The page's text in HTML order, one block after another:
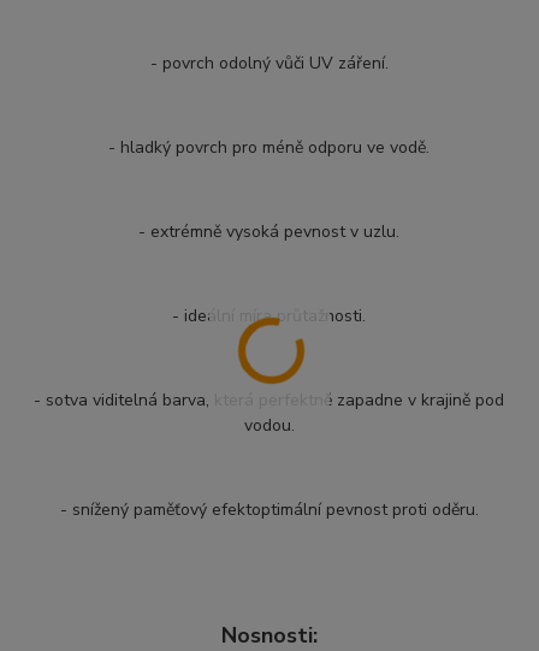
- povrch odolný vůči UV záření.
- hladký povrch pro méně odporu ve vodě.
- extrémně vysoká pevnost v uzlu.
- ideální míra průtažnosti.
- sotva viditelná barva, která perfektně zapadne v krajině pod
vodou.
- snížený paměťový efektoptimální pevnost proti oděru.
Nosnosti: